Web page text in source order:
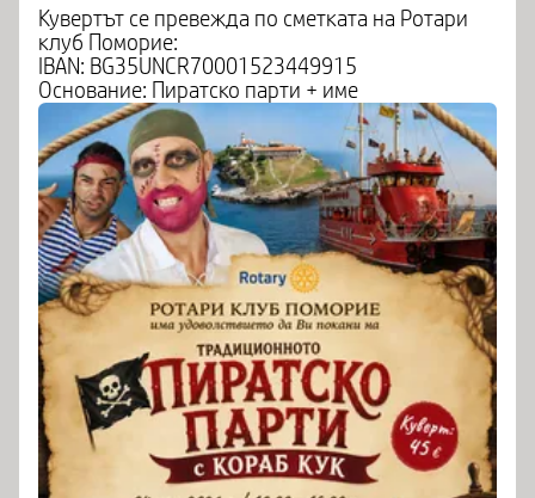
Кувертът се превежда по сметката на Ротари
клуб Поморие:
IBAN: BG35UNCR70001523449915
Основание: Пиратско парти + име